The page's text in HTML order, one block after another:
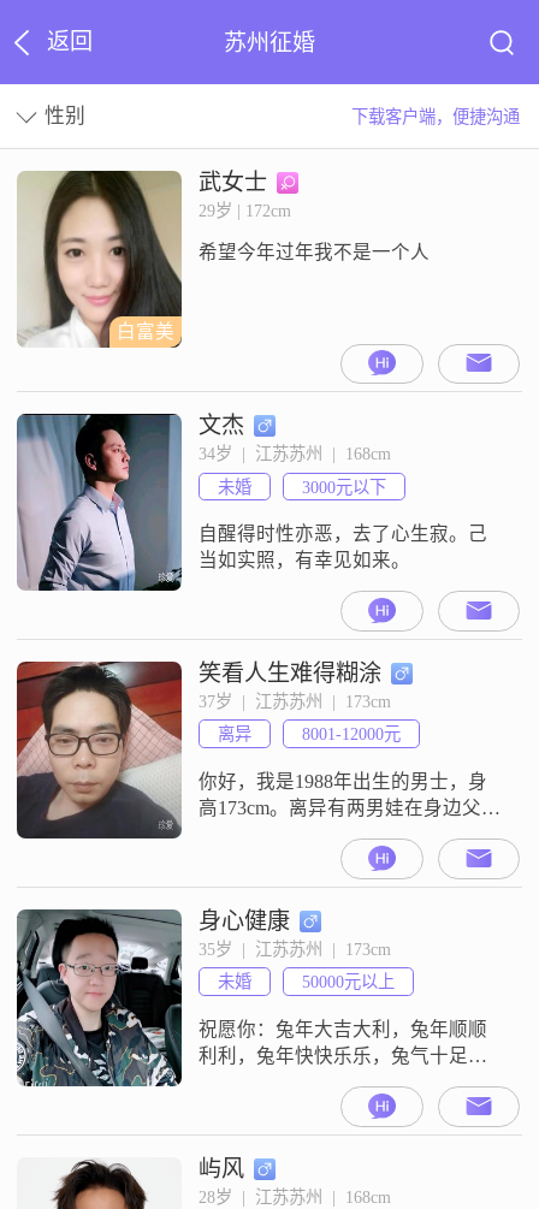
返回 苏州征婚
性别 下载客户端，便捷沟通
白富美
武女士
29岁 | 172cm
希望今年过年我不是一个人
文杰
34岁  |  江苏苏州  |  168cm
未婚
3000元以下
自醒得时性亦恶，去了心生寂。己
当如实照，有幸见如来。
笑看人生难得糊涂
37岁  |  江苏苏州  |  173cm
离异
8001-12000元
你好，我是1988年出生的男士，身
高173cm。离异有两男娃在身边父母
带着，平凡的打工人平时大家对我
评价比较多的几个点是成熟稳重、
活在当下、包容理解。我性格上比
较踏实，做事习惯稳扎稳打，也更
愿意把注意力放在当下的生活里，
不会想太多还没发生的事。和人相
处的时候，我比较能站在对方的角
度去考虑问题，愿意多些包容和理
解，遇到不
身心健康
35岁  |  江苏苏州  |  173cm
未婚
50000元以上
祝愿你：兔年大吉大利，兔年顺顺
利利，兔年快快乐乐，兔气十足十
足，兔年富富满堂，兔年财源广
进，兔年步步高升，兔年梦想成
真！
屿风
28岁  |  江苏苏州  |  168cm